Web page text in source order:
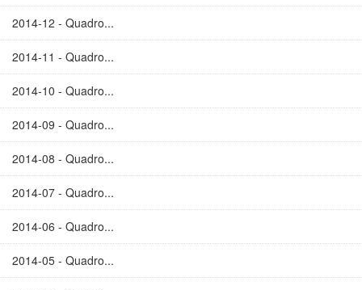
2014-12 - Quadro...
2014-11 - Quadro...
2014-10 - Quadro...
2014-09 - Quadro...
2014-08 - Quadro...
2014-07 - Quadro...
2014-06 - Quadro...
2014-05 - Quadro...